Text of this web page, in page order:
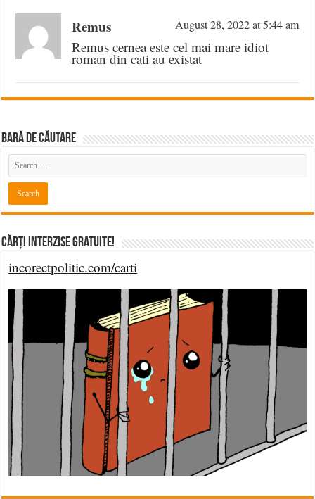
Remus August 28, 2022 at 5:44 am
Remus cernea este cel mai mare idiot
roman din cati au existat
BARĂ DE CĂUTARE
Cărți Interzise Gratuite!
incorectpolitic.com/carti